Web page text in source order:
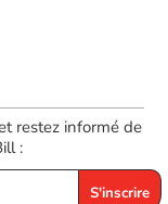
restez informé de
:
S'inscrire